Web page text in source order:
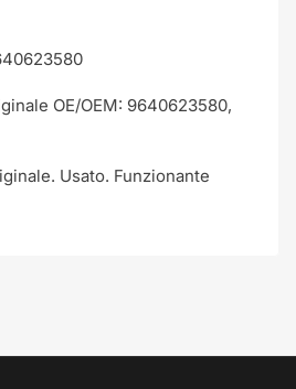
OE/OEM: 9640623580,
Usato. Funzionante